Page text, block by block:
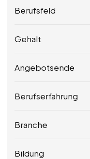
Berufsfeld
Gehalt
Angebotsende
Berufserfahrung
Branche
Bildung